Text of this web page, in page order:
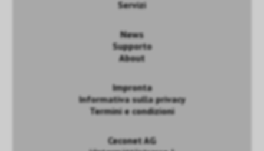
Servizi
News
Supporto
About
Impronta
Informativa sulla privacy
Termini e condizioni
Ceconet AG